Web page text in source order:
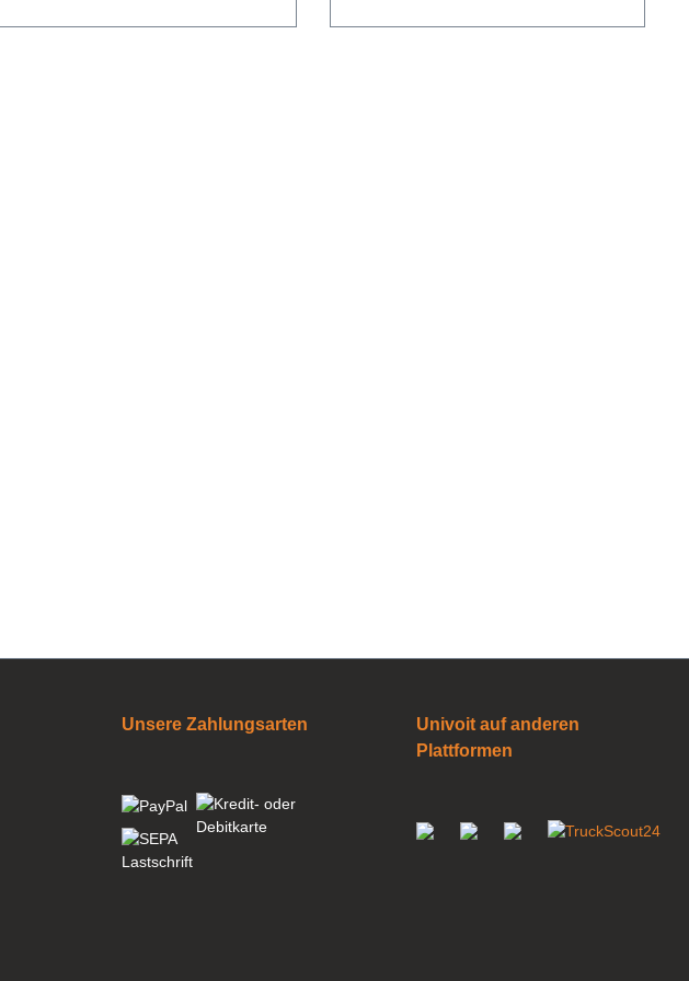
Unsere Zahlungsarten
Univoit auf anderen
Plattformen